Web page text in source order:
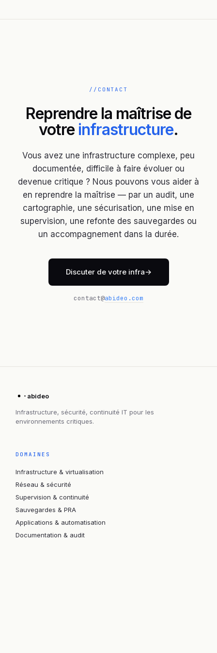
CONTACT
Reprendre la maîtrise de
votre infrastructure.
Vous avez une infrastructure complexe, peu
documentée, difficile à faire évoluer ou
devenue critique ? Nous pouvons vous aider à
en reprendre la maîtrise — par un audit, une
cartographie, une sécurisation, une mise en
supervision, une refonte des sauvegardes ou
un accompagnement dans la durée.
Discuter de votre infra
contact@abideo.com
abideo
Infrastructure, sécurité, continuité IT pour les
environnements critiques.
DOMAINES
Infrastructure & virtualisation
Réseau & sécurité
Supervision & continuité
Sauvegardes & PRA
Applications & automatisation
Documentation & audit